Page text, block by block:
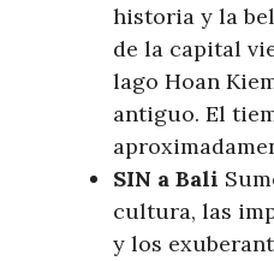
historia y la
de la capital
lago Hoan
antiguo. El
SIN a Bali
cultura, las
y los